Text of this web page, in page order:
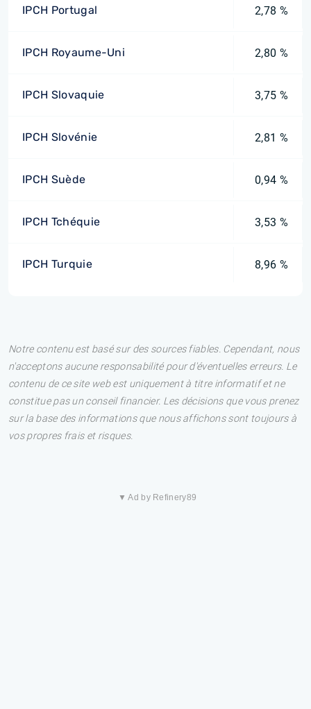
IPCH Portugal 2,78 %
IPCH Royaume-Uni 2,80 %
IPCH Slovaquie 3,75 %
IPCH Slovénie 2,81 %
IPCH Suède 0,94 %
IPCH Tchéquie 3,53 %
IPCH Turquie 8,96 %
Notre contenu est basé sur des sources fiables. Cependant, nous
n'acceptons aucune responsabilité pour d'éventuelles erreurs. Le
contenu de ce site web est uniquement à titre informatif et ne
constitue pas un conseil financier. Les décisions que vous prenez
sur la base des informations que nous affichons sont toujours à
vos propres frais et risques.
▼ Ad by Refinery89